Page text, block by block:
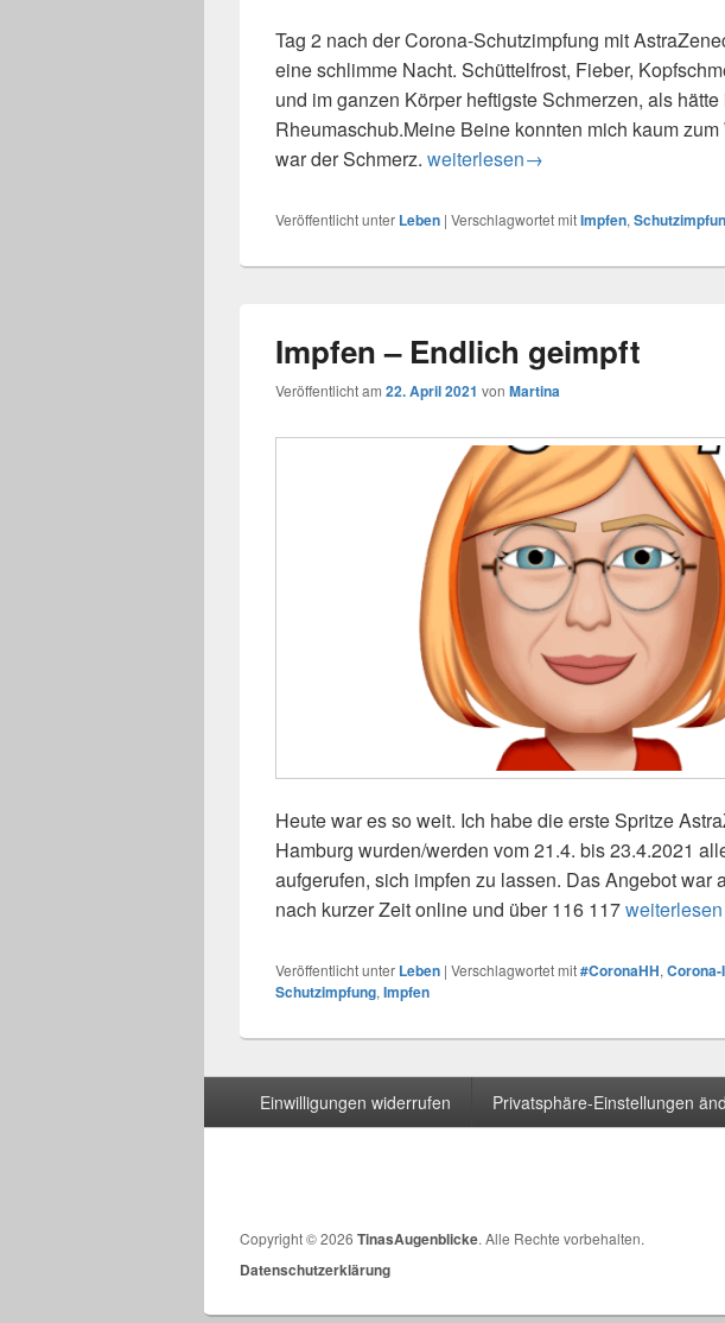
Tag 2 nach der Corona-Schutzimpfung mit
eine schlimme Nacht. Schüttelfrost, Fieber,
und im ganzen Körper heftigste Schmerzen, als
Rheumaschub.Meine Beine konnten mich kaum
war der Schmerz. Impfen – Update
weiterlesen→
Veröffentlicht unter Leben | Verschlagwortet mitImpfen,
Impfen – Endlich geimpft
Veröffentlicht am 22. April 2021 von Martina
Heute war es so weit. Ich habe die erste Spritze
Hamburg wurden/werden vom 21.4. bis 23.4.2021
aufgerufen, sich impfen zu lassen. Das Angebot war
nach kurzer Zeit online und über 116 117Impfen –
weiterlesen
Veröffentlicht unter Leben | Verschlagwortet mit#CoronaHH,
Schutzimpfung, Impfen
Seitenfuß-Einwilligungen widerrufen Privatsphäre-Einstellungen
Copyright © 2026 TinasAugenblicke. Alle Rechte vorbehalten.
Datenschutzerklärung